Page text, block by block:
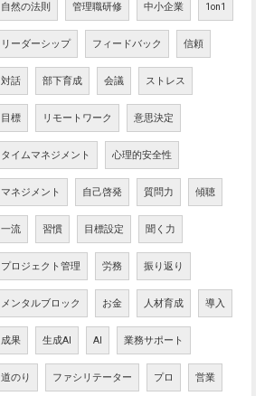
自然の法則 管理職研修 中小企業 1on1
リーダーシップ フィードバック 信頼
対話 部下育成 会議 ストレス
目標 リモートワーク 意思決定
タイムマネジメント 心理的安全性
マネジメント 自己啓発 質問力 傾聴
一流 習慣 目標設定 聞く力
プロジェクト管理 労務 振り返り
メンタルブロック お金 人材育成 導入
成果 生成AI AI 業務サポート
道のり ファシリテーター プロ 営業